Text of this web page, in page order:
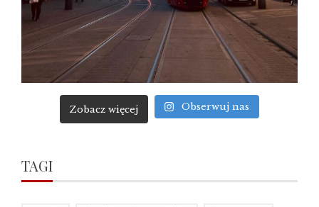
Zobacz więcej Obserwuj nas
TAGI